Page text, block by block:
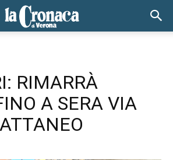
RIMARRÀ
A SERA VIA